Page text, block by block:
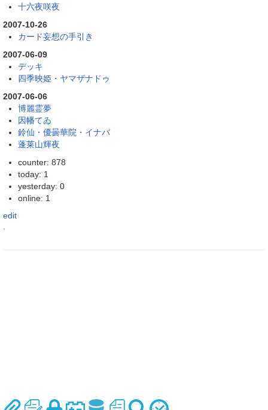
十六夜咲夜
2007-10-26
カード妄想の手引き
2007-06-09
デッキ
四季映姫・ヤマザナドゥ
2007-06-06
博麗霊夢
因幡てゐ
鈴仙・優曇華院・イナバ
蓬莱山輝夜
counter: 878
today: 1
yesterday: 0
online: 1
edit